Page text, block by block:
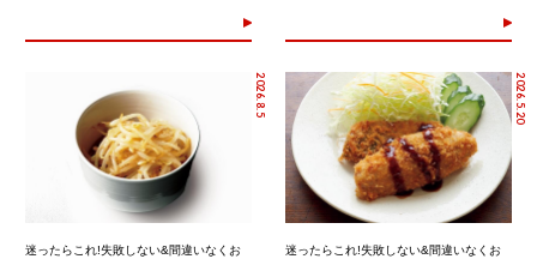
2026.8.5
迷ったらこれ!失敗しない&間違いなくお
2026.5.20
迷ったらこれ!失敗しない&間違いなくお